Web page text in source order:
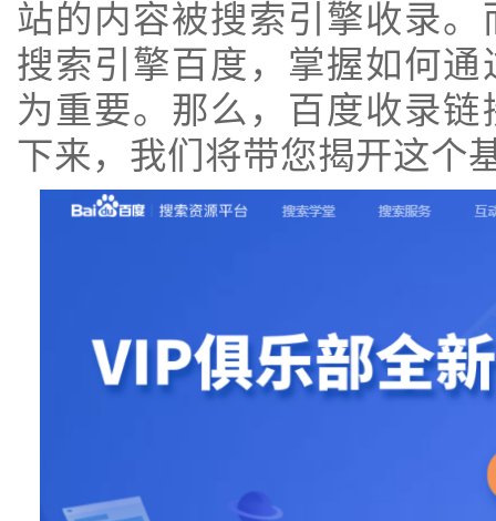
站的内容被搜索引擎收录
搜索引擎百度，掌握如何
为重要。那么，百度收录
下来，我们将带您揭开这个